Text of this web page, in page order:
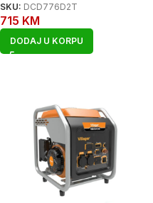
SKU: DCD776D2T
715 KM
DODAJ U KORPU